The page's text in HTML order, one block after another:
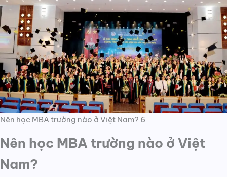
Nên học MBA trường nào ở Việt Nam? 6
Nên học MBA trường nào ở Việt
Nam?